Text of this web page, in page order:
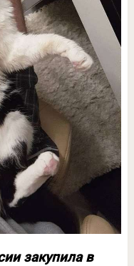
закупила в